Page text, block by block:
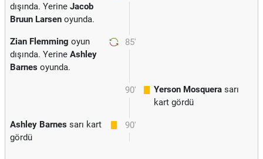
dışında. Yerine Jacob
Bruun Larsen oyunda.
85'
Zian Flemming oyun
dışında. Yerine Ashley
Barnes oyunda.
90' Yerson Mosquera sarı
kart gördü
90'
Ashley Barnes sarı kart
gördü